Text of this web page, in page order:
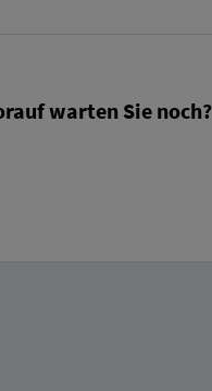
warten Sie noch?